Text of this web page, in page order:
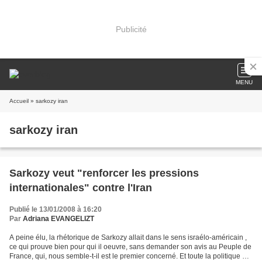
Publicité
MENU
Accueil » sarkozy iran
sarkozy iran
Sarkozy veut "renforcer les pressions
internationales" contre l'Iran
Publié le 13/01/2008 à 16:20
Par Adriana EVANGELIZT
A peine élu, la rhétorique de Sarkozy allait dans le sens israélo-américain ,
ce qui prouve bien pour qui il oeuvre, sans demander son avis au Peuple de
France, qui, nous semble-t-il est le premier concerné. Et toute la politique de